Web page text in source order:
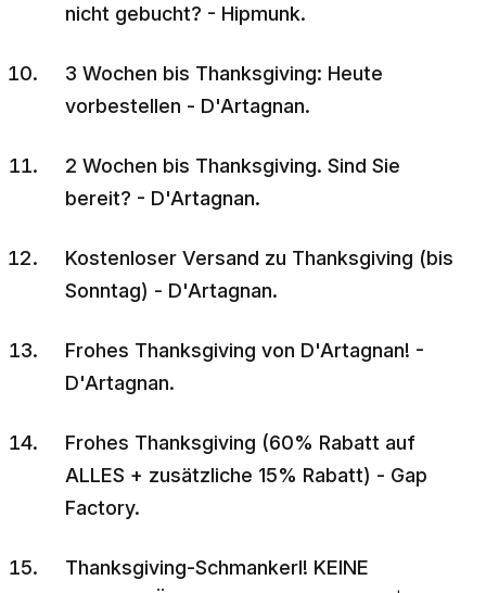
nicht gebucht? - Hipmunk.
3 Wochen bis Thanksgiving: Heute
vorbestellen - D'Artagnan.
2 Wochen bis Thanksgiving. Sind Sie
bereit? - D'Artagnan.
Kostenloser Versand zu Thanksgiving (bis
Sonntag) - D'Artagnan.
Frohes Thanksgiving von D'Artagnan! -
D'Artagnan.
Frohes Thanksgiving (60% Rabatt auf
ALLES + zusätzliche 15% Rabatt) - Gap
Factory.
Thanksgiving-Schmankerl! KEINE